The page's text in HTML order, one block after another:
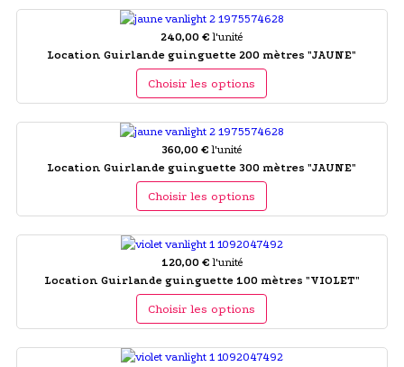
240,00 € l'unité
Location Guirlande guinguette 200 mètres "JAUNE"
Choisir les options
360,00 € l'unité
Location Guirlande guinguette 300 mètres "JAUNE"
Choisir les options
120,00 € l'unité
Location Guirlande guinguette 100 mètres "VIOLET"
Choisir les options